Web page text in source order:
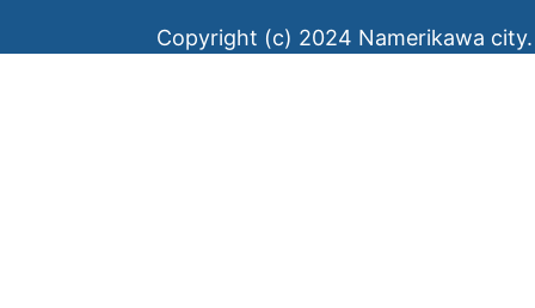
Copyright (c) 2024 Namerikawa